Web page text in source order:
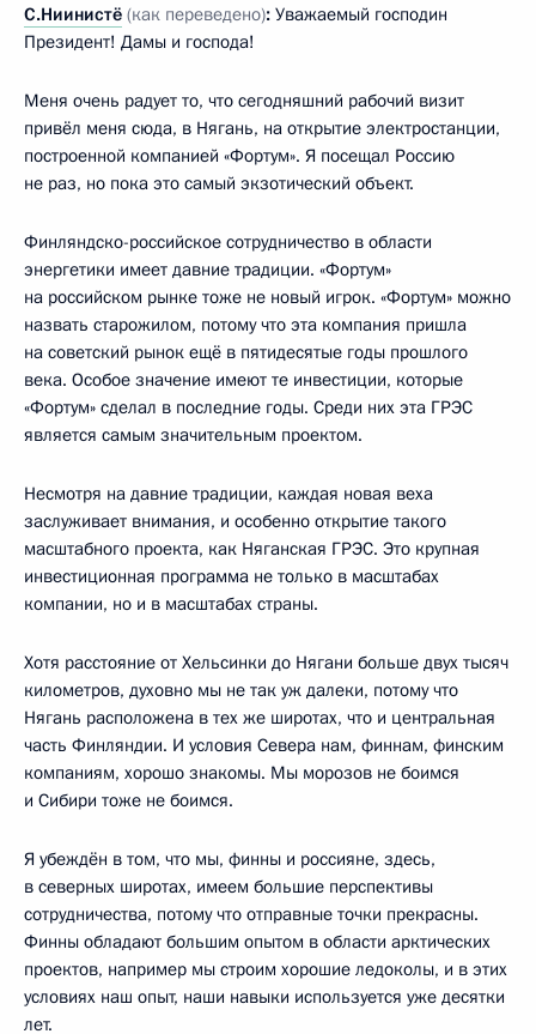
С.Ниинистё (как переведено): Уважаемый господин
Президент! Дамы и господа!
Меня очень радует то, что сегодняшний рабочий визит
привёл меня сюда, в Нягань, на открытие электростанции,
построенной компанией «Фортум». Я посещал Россию
не раз, но пока это самый экзотический объект.
Финляндско-российское сотрудничество в области
энергетики имеет давние традиции. «Фортум»
на российском рынке тоже не новый игрок. «Фортум» можно
назвать старожилом, потому что эта компания пришла
на советский рынок ещё в пятидесятые годы прошлого
века. Особое значение имеют те инвестиции, которые
«Фортум» сделал в последние годы. Среди них эта ГРЭС
является самым значительным проектом.
Несмотря на давние традиции, каждая новая веха
заслуживает внимания, и особенно открытие такого
масштабного проекта, как Няганская ГРЭС. Это крупная
инвестиционная программа не только в масштабах
компании, но и в масштабах страны.
Хотя расстояние от Хельсинки до Нягани больше двух тысяч
километров, духовно мы не так уж далеки, потому что
Нягань расположена в тех же широтах, что и центральная
часть Финляндии. И условия Севера нам, финнам, финским
компаниям, хорошо знакомы. Мы морозов не боимся
и Сибири тоже не боимся.
Я убеждён в том, что мы, финны и россияне, здесь,
в северных широтах, имеем большие перспективы
сотрудничества, потому что отправные точки прекрасны.
Финны обладают большим опытом в области арктических
проектов, например мы строим хорошие ледоколы, и в этих
условиях наш опыт, наши навыки используется уже десятки
лет.